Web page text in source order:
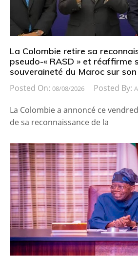
La Colombie retire sa
pseudo-« RASD » et réaffirme
souveraineté du Maroc sur
Posted On: 08/08/2026 Posted By:
La Colombie a annoncé ce
de sa reconnaissance de la